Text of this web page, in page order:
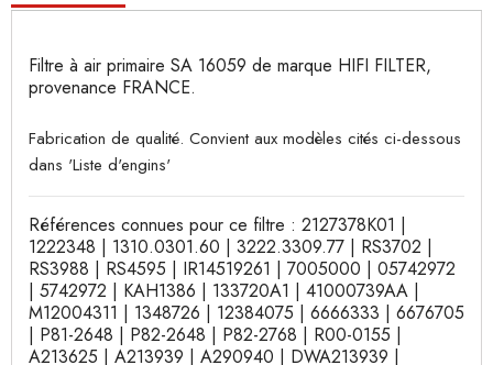
Filtre à air primaire SA 16059 de marque HIFI FILTER,
provenance FRANCE.
Fabrication de qualité. Convient aux modèles cités ci-dessous
dans 'Liste d'engins'
Références connues pour ce filtre : 2127378K01 |
1222348 | 1310.0301.60 | 3222.3309.77 | RS3702 |
RS3988 | RS4595 | IR14519261 | 7005000 | 05742972
| 5742972 | KAH1386 | 133720A1 | 41000739AA |
M12004311 | 1348726 | 12384075 | 6666333 | 6676705
| P81-2648 | P82-2648 | P82-2768 | R00-0155 |
A213625 | A213939 | A290940 | DWA213939 |